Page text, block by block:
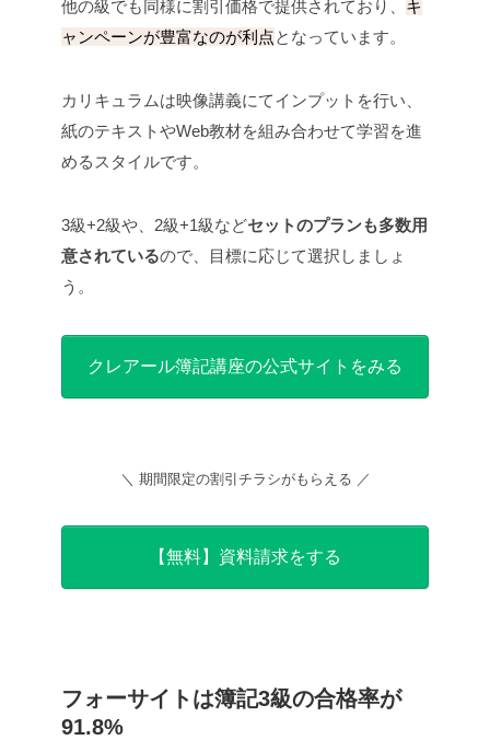
他の級でも同様に割引価格で提供されており、 キ
ャンペーンが豊富なのが利点となっています。
カリキュラムは映像講義にてインプットを行い、
紙のテキストやWeb教材を組み合わせて学習を進
めるスタイルです。
3級+2級や、2級+1級などセットのプランも多数用
意されているので、目標に応じて選択しましょ
う。
クレアール簿記講座の公式サイトをみる
＼ 期間限定の割引チラシがもらえる ／
【無料】資料請求をする
フォーサイトは簿記3級の合格率が
91.8%